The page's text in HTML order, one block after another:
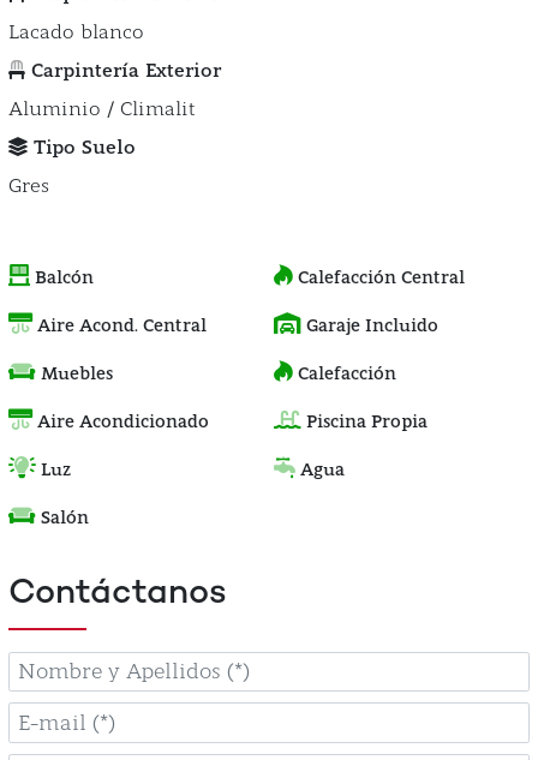
Lacado blanco
Carpintería Exterior
Aluminio / Climalit
Tipo Suelo
Gres
Balcón Calefacción Central
Aire Acond. Central Garaje Incluido
Muebles Calefacción
Aire Acondicionado Piscina Propia
Luz Agua
Salón
Contáctanos
Nombre
y
Apellidos
E-
mail